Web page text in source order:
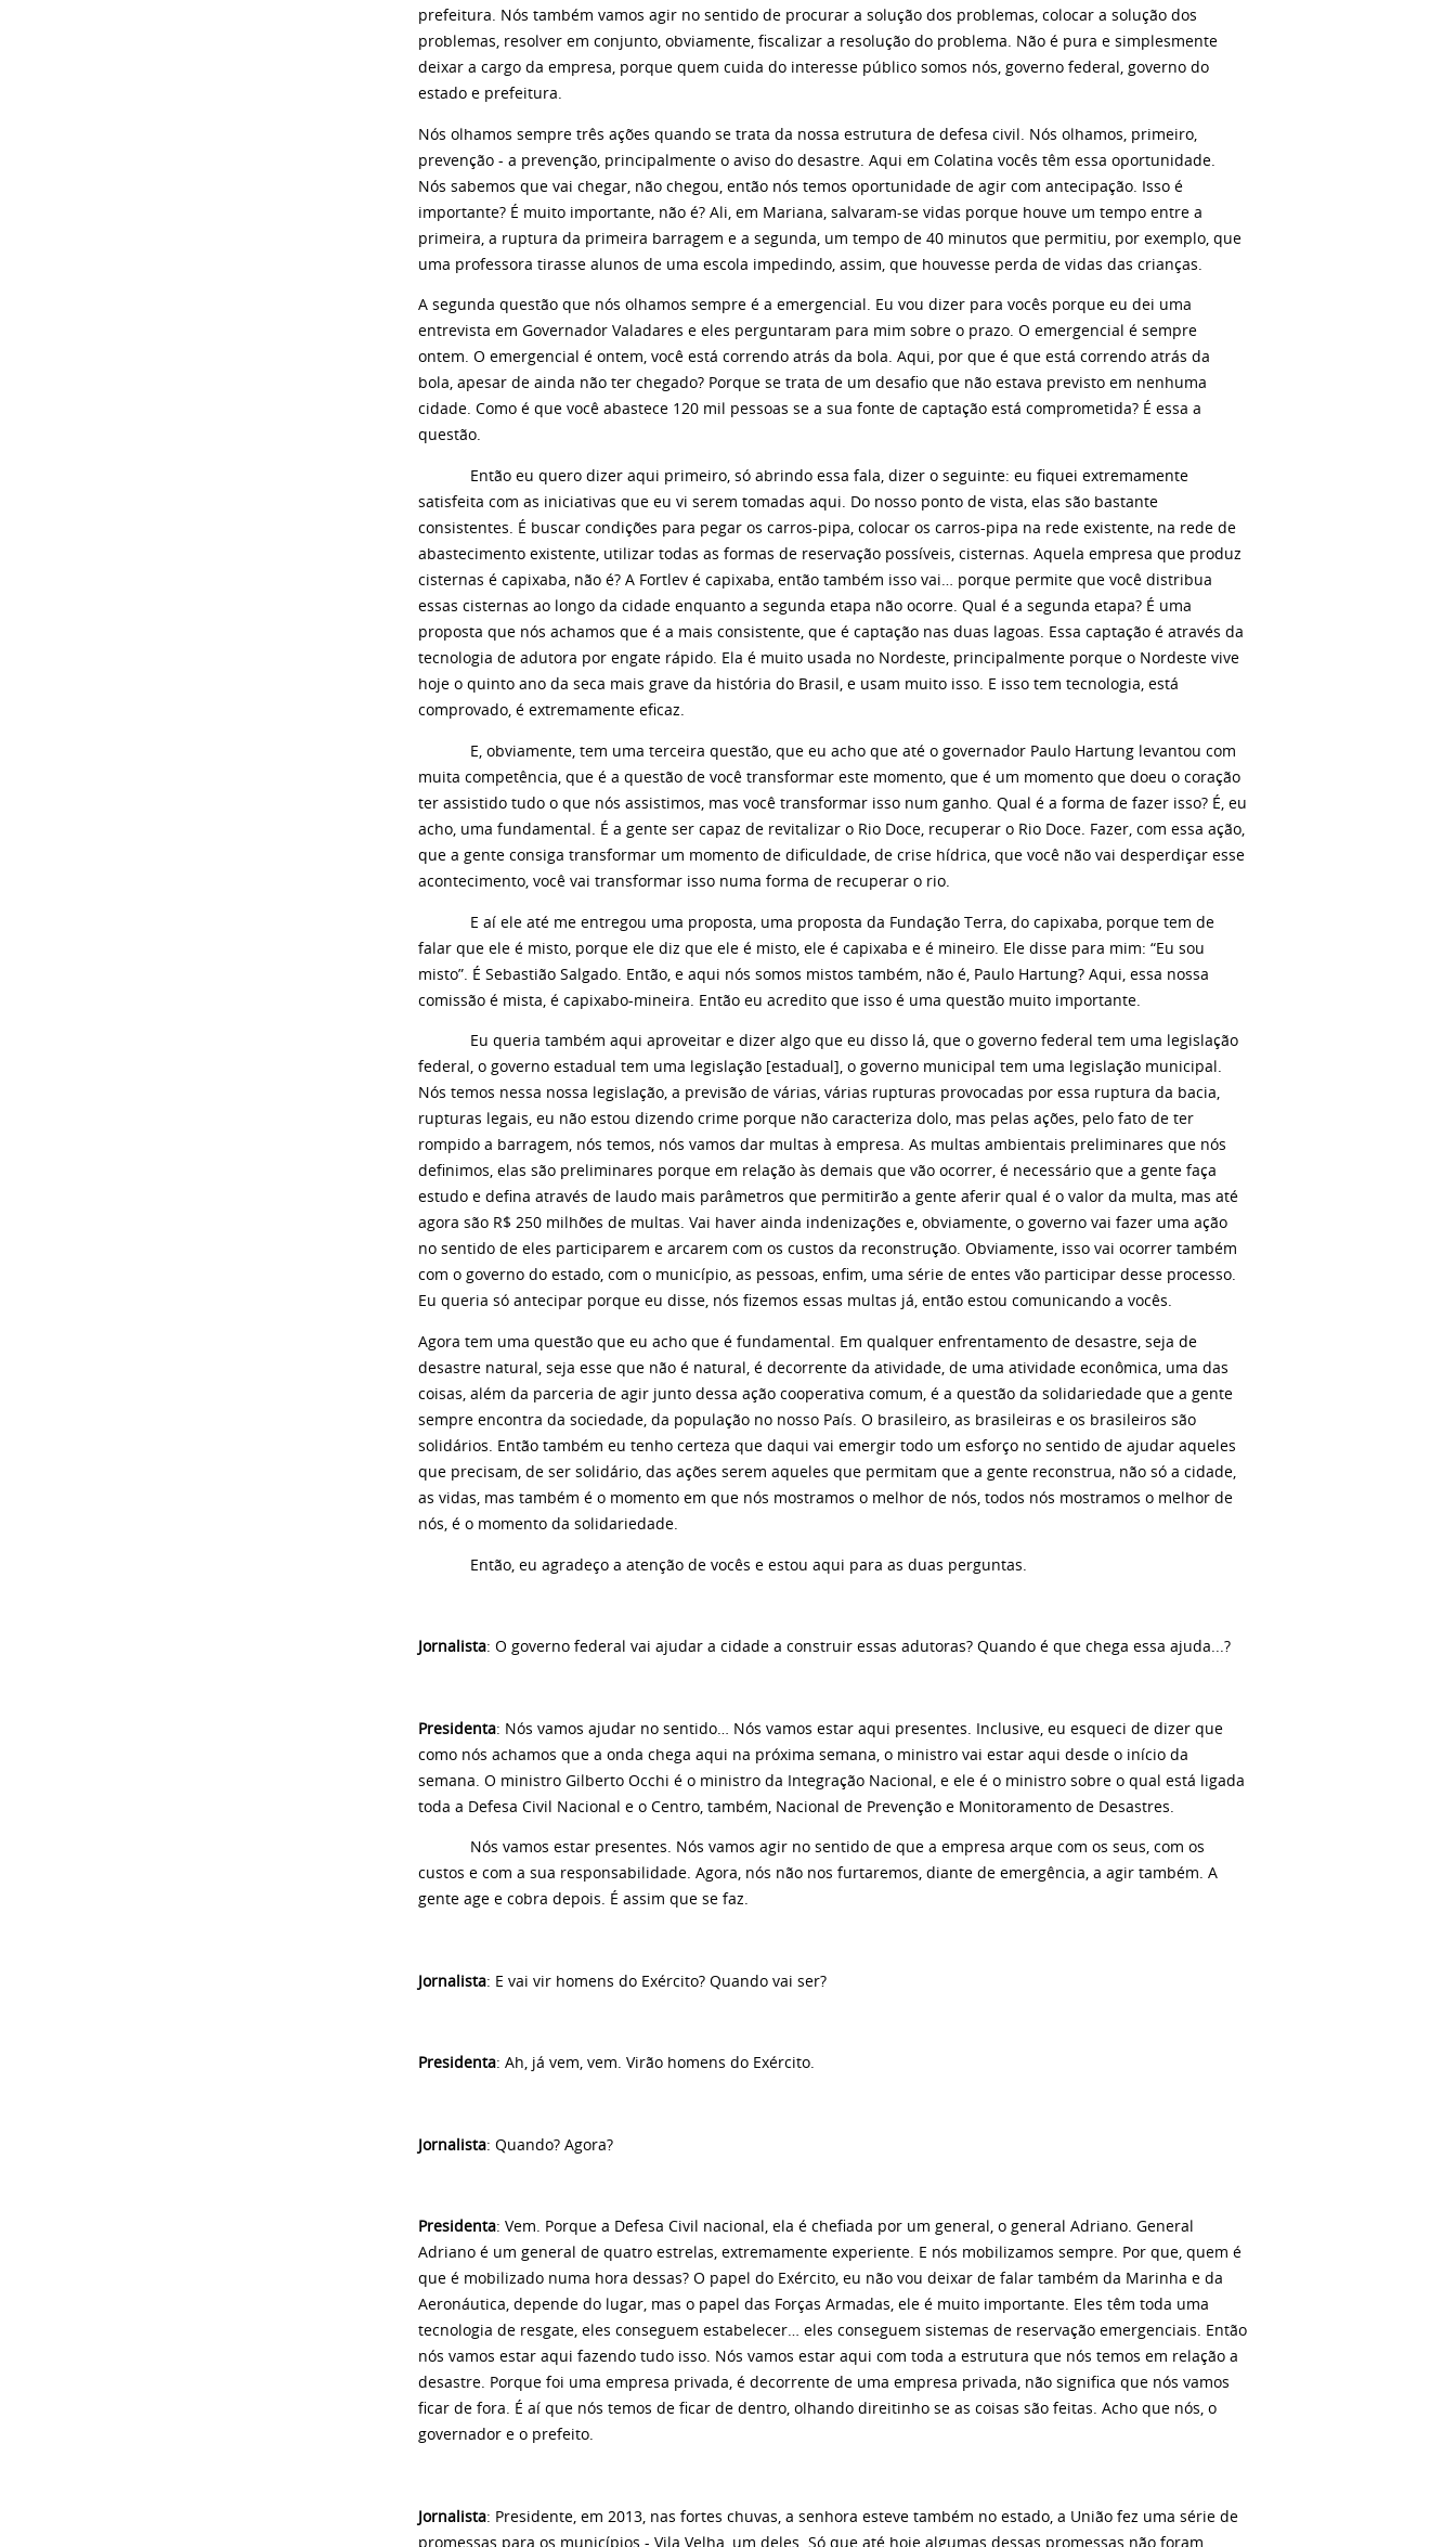
prefeitura. Nós também vamos agir no sentido de procurar a solução dos problemas, colocar a solução dos
problemas, resolver em conjunto, obviamente, fiscalizar a resolução do problema. Não é pura e simplesmente
deixar a cargo da empresa, porque quem cuida do interesse público somos nós, governo federal, governo do
estado e prefeitura.
Nós olhamos sempre três ações quando se trata da nossa estrutura de defesa civil. Nós olhamos, primeiro,
prevenção - a prevenção, principalmente o aviso do desastre. Aqui em Colatina vocês têm essa oportunidade.
Nós sabemos que vai chegar, não chegou, então nós temos oportunidade de agir com antecipação. Isso é
importante? É muito importante, não é? Ali, em Mariana, salvaram-se vidas porque houve um tempo entre a
primeira, a ruptura da primeira barragem e a segunda, um tempo de 40 minutos que permitiu, por exemplo, que
uma professora tirasse alunos de uma escola impedindo, assim, que houvesse perda de vidas das crianças.
A segunda questão que nós olhamos sempre é a emergencial. Eu vou dizer para vocês porque eu dei uma
entrevista em Governador Valadares e eles perguntaram para mim sobre o prazo. O emergencial é sempre
ontem. O emergencial é ontem, você está correndo atrás da bola. Aqui, por que é que está correndo atrás da
bola, apesar de ainda não ter chegado? Porque se trata de um desafio que não estava previsto em nenhuma
cidade. Como é que você abastece 120 mil pessoas se a sua fonte de captação está comprometida? É essa a
questão.
Então eu quero dizer aqui primeiro, só abrindo essa fala, dizer o seguinte: eu fiquei extremamente
satisfeita com as iniciativas que eu vi serem tomadas aqui. Do nosso ponto de vista, elas são bastante
consistentes. É buscar condições para pegar os carros-pipa, colocar os carros-pipa na rede existente, na rede de
abastecimento existente, utilizar todas as formas de reservação possíveis, cisternas. Aquela empresa que produz
cisternas é capixaba, não é? A Fortlev é capixaba, então também isso vai… porque permite que você distribua
essas cisternas ao longo da cidade enquanto a segunda etapa não ocorre. Qual é a segunda etapa? É uma
proposta que nós achamos que é a mais consistente, que é captação nas duas lagoas. Essa captação é através da
tecnologia de adutora por engate rápido. Ela é muito usada no Nordeste, principalmente porque o Nordeste vive
hoje o quinto ano da seca mais grave da história do Brasil, e usam muito isso. E isso tem tecnologia, está
comprovado, é extremamente eficaz.
E, obviamente, tem uma terceira questão, que eu acho que até o governador Paulo Hartung levantou com
muita competência, que é a questão de você transformar este momento, que é um momento que doeu o coração
ter assistido tudo o que nós assistimos, mas você transformar isso num ganho. Qual é a forma de fazer isso? É, eu
acho, uma fundamental. É a gente ser capaz de revitalizar o Rio Doce, recuperar o Rio Doce. Fazer, com essa ação,
que a gente consiga transformar um momento de dificuldade, de crise hídrica, que você não vai desperdiçar esse
acontecimento, você vai transformar isso numa forma de recuperar o rio.
E aí ele até me entregou uma proposta, uma proposta da Fundação Terra, do capixaba, porque tem de
falar que ele é misto, porque ele diz que ele é misto, ele é capixaba e é mineiro. Ele disse para mim: “Eu sou
misto”. É Sebastião Salgado. Então, e aqui nós somos mistos também, não é, Paulo Hartung? Aqui, essa nossa
comissão é mista, é capixabo-mineira. Então eu acredito que isso é uma questão muito importante.
Eu queria também aqui aproveitar e dizer algo que eu disso lá, que o governo federal tem uma legislação
federal, o governo estadual tem uma legislação [estadual], o governo municipal tem uma legislação municipal.
Nós temos nessa nossa legislação, a previsão de várias, várias rupturas provocadas por essa ruptura da bacia,
rupturas legais, eu não estou dizendo crime porque não caracteriza dolo, mas pelas ações, pelo fato de ter
rompido a barragem, nós temos, nós vamos dar multas à empresa. As multas ambientais preliminares que nós
definimos, elas são preliminares porque em relação às demais que vão ocorrer, é necessário que a gente faça
estudo e defina através de laudo mais parâmetros que permitirão a gente aferir qual é o valor da multa, mas até
agora são R$ 250 milhões de multas. Vai haver ainda indenizações e, obviamente, o governo vai fazer uma ação
no sentido de eles participarem e arcarem com os custos da reconstrução. Obviamente, isso vai ocorrer também
com o governo do estado, com o município, as pessoas, enfim, uma série de entes vão participar desse processo.
Eu queria só antecipar porque eu disse, nós fizemos essas multas já, então estou comunicando a vocês.
Agora tem uma questão que eu acho que é fundamental. Em qualquer enfrentamento de desastre, seja de
desastre natural, seja esse que não é natural, é decorrente da atividade, de uma atividade econômica, uma das
coisas, além da parceria de agir junto dessa ação cooperativa comum, é a questão da solidariedade que a gente
sempre encontra da sociedade, da população no nosso País. O brasileiro, as brasileiras e os brasileiros são
solidários. Então também eu tenho certeza que daqui vai emergir todo um esforço no sentido de ajudar aqueles
que precisam, de ser solidário, das ações serem aqueles que permitam que a gente reconstrua, não só a cidade,
as vidas, mas também é o momento em que nós mostramos o melhor de nós, todos nós mostramos o melhor de
nós, é o momento da solidariedade.
Então, eu agradeço a atenção de vocês e estou aqui para as duas perguntas.
Jornalista: O governo federal vai ajudar a cidade a construir essas adutoras? Quando é que chega essa ajuda...?
Presidenta: Nós vamos ajudar no sentido… Nós vamos estar aqui presentes. Inclusive, eu esqueci de dizer que
como nós achamos que a onda chega aqui na próxima semana, o ministro vai estar aqui desde o início da
semana. O ministro Gilberto Occhi é o ministro da Integração Nacional, e ele é o ministro sobre o qual está ligada
toda a Defesa Civil Nacional e o Centro, também, Nacional de Prevenção e Monitoramento de Desastres.
Nós vamos estar presentes. Nós vamos agir no sentido de que a empresa arque com os seus, com os
custos e com a sua responsabilidade. Agora, nós não nos furtaremos, diante de emergência, a agir também. A
gente age e cobra depois. É assim que se faz.
Jornalista: E vai vir homens do Exército? Quando vai ser?
Presidenta: Ah, já vem, vem. Virão homens do Exército.
Jornalista: Quando? Agora?
Presidenta: Vem. Porque a Defesa Civil nacional, ela é chefiada por um general, o general Adriano. General
Adriano é um general de quatro estrelas, extremamente experiente. E nós mobilizamos sempre. Por que, quem é
que é mobilizado numa hora dessas? O papel do Exército, eu não vou deixar de falar também da Marinha e da
Aeronáutica, depende do lugar, mas o papel das Forças Armadas, ele é muito importante. Eles têm toda uma
tecnologia de resgate, eles conseguem estabelecer… eles conseguem sistemas de reservação emergenciais. Então
nós vamos estar aqui fazendo tudo isso. Nós vamos estar aqui com toda a estrutura que nós temos em relação a
desastre. Porque foi uma empresa privada, é decorrente de uma empresa privada, não significa que nós vamos
ficar de fora. É aí que nós temos de ficar de dentro, olhando direitinho se as coisas são feitas. Acho que nós, o
governador e o prefeito.
Jornalista: Presidente, em 2013, nas fortes chuvas, a senhora esteve também no estado, a União fez uma série de
promessas para os municípios - Vila Velha, um deles. Só que até hoje algumas dessas promessas não foram